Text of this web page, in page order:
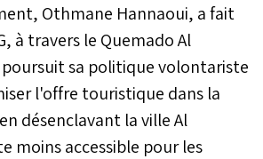
Othmane Hannaoui, a fait
à travers le Quemado Al
sa politique volontariste
l'offre touristique dans la
désenclavant la ville Al
moins accessible pour les